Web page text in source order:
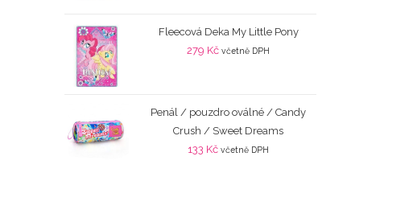
Fleecová Deka My Little Pony
279 Kč včetně DPH
Penál / pouzdro oválné / Candy
Crush / Sweet Dreams
133 Kč včetně DPH